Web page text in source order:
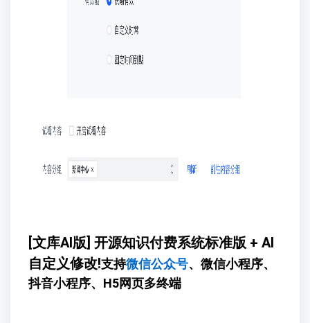
[文库AI版] 开源知识付费系统标准版 + AI
自定义修改!支持微信公众号、微信小程序、
抖音小程序、H5网页多终端